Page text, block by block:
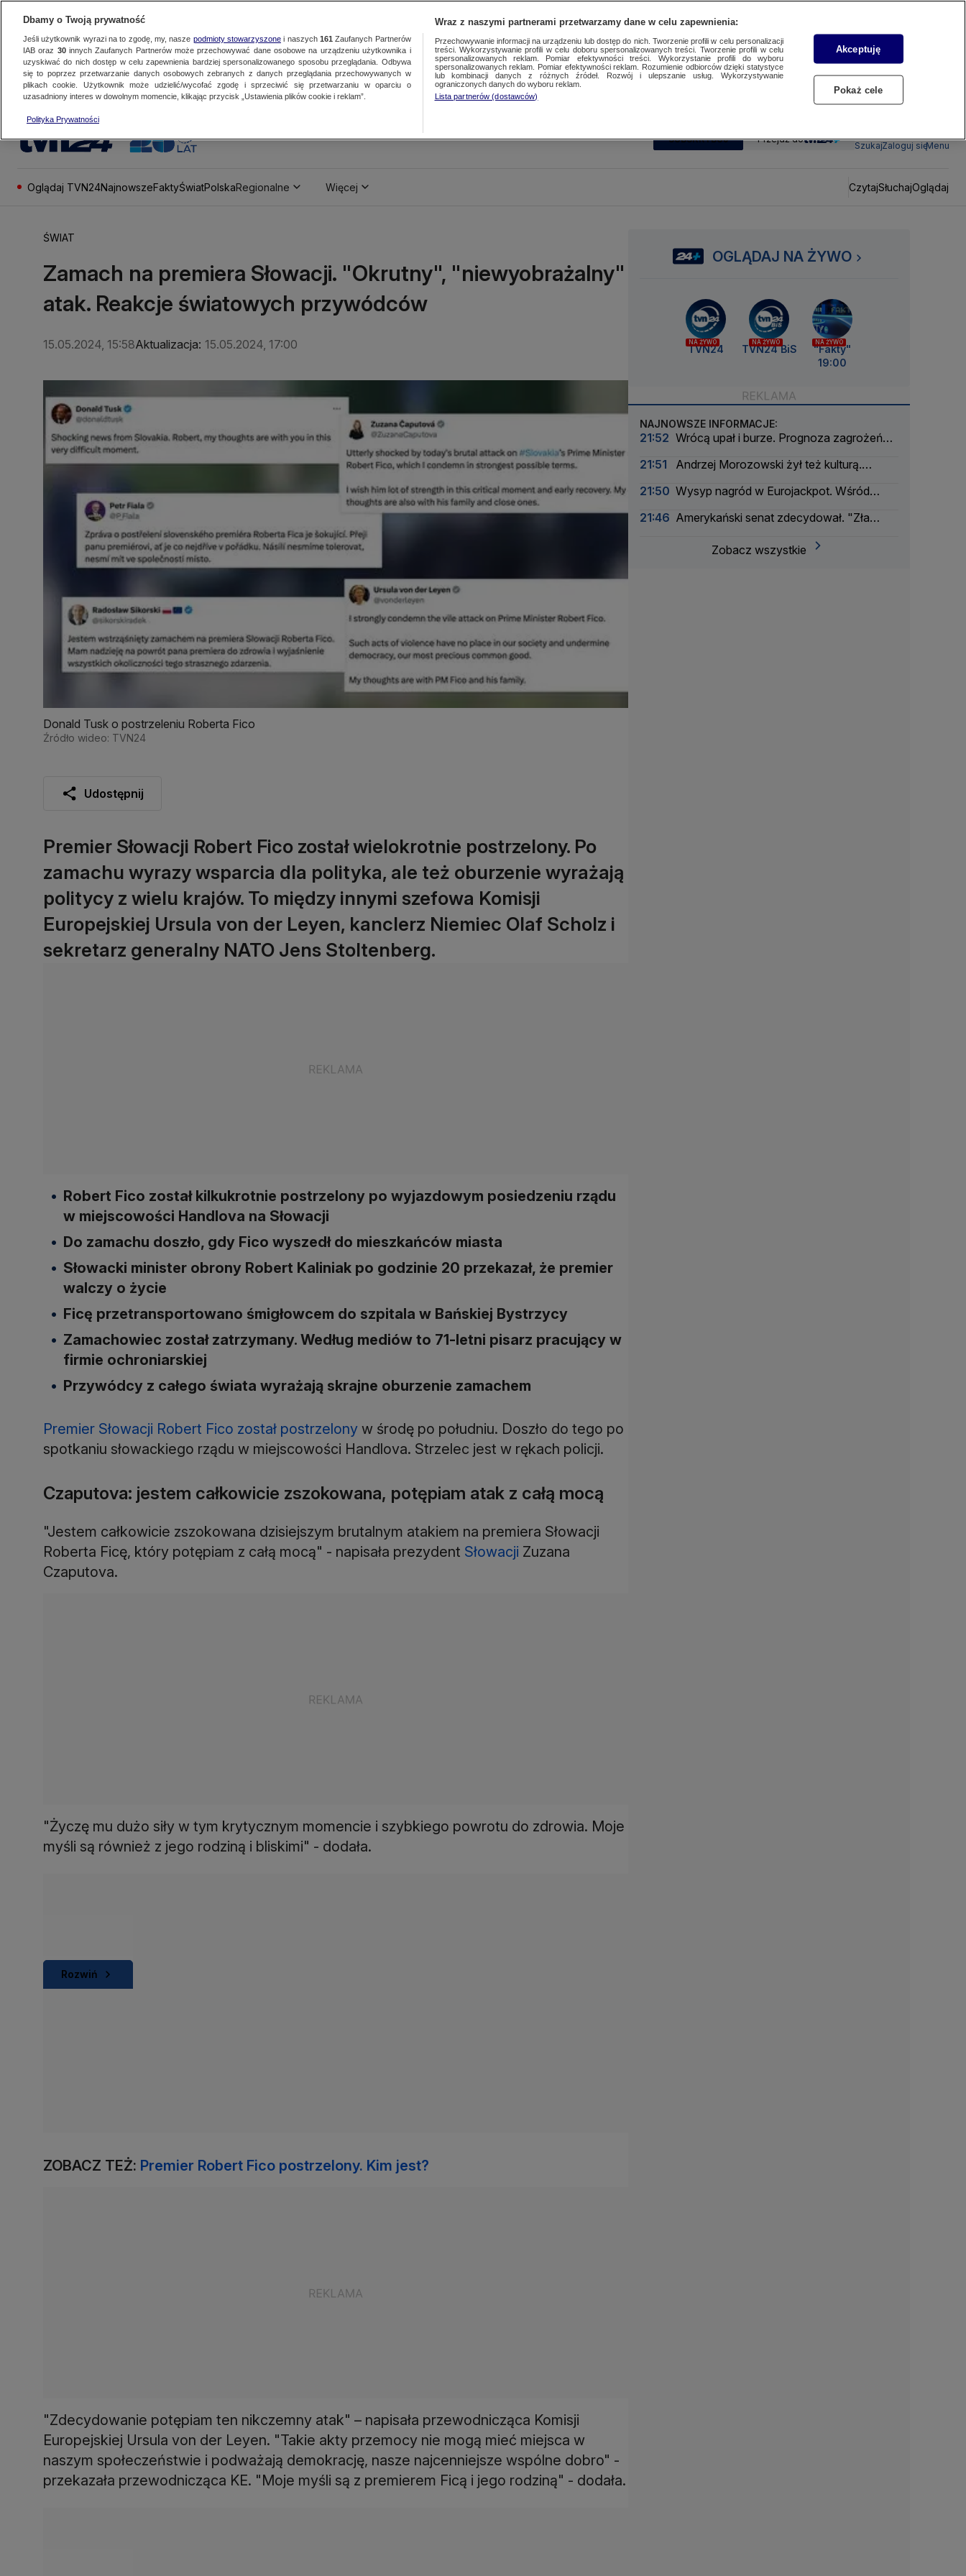
SUBSKRYBUJ Przejdź do
SzukajZaloguj sięMenu
Oglądaj TVN24NajnowszeFaktyŚwiatPolskaRegionalne Więcej CzytajSłuchajOglądaj
ŚWIAT
Zamach na premiera Słowacji. "Okrutny", "niewyobrażalny"
atak. Reakcje światowych przywódców
15.05.2024, 15:58Aktualizacja: 15.05.2024, 17:00
Donald Tusk o postrzeleniu Roberta Fico
Źródło wideo: TVN24
Udostępnij
Premier Słowacji Robert Fico został wielokrotnie postrzelony. Po
zamachu wyrazy wsparcia dla polityka, ale też oburzenie wyrażają
politycy z wielu krajów. To między innymi szefowa Komisji
Europejskiej Ursula von der Leyen, kanclerz Niemiec Olaf Scholz i
sekretarz generalny NATO Jens Stoltenberg.
Robert Fico został kilkukrotnie postrzelony po wyjazdowym posiedzeniu rządu
w miejscowości Handlova na Słowacji
Do zamachu doszło, gdy Fico wyszedł do mieszkańców miasta
Słowacki minister obrony Robert Kaliniak po godzinie 20 przekazał, że premier
walczy o życie
Ficę przetransportowano śmigłowcem do szpitala w Bańskiej Bystrzycy
Zamachowiec został zatrzymany. Według mediów to 71-letni pisarz pracujący w
firmie ochroniarskiej
Przywódcy z całego świata wyrażają skrajne oburzenie zamachem
Premier Słowacji Robert Fico został postrzelony w środę po południu. Doszło do tego po
spotkaniu słowackiego rządu w miejscowości Handlova. Strzelec jest w rękach policji.
Czaputova: jestem całkowicie zszokowana, potępiam atak z całą mocą
"Jestem całkowicie zszokowana dzisiejszym brutalnym atakiem na premiera Słowacji
Roberta Ficę, który potępiam z całą mocą" - napisała prezydent Słowacji Zuzana
Czaputova.
"Życzę mu dużo siły w tym krytycznym momencie i szybkiego powrotu do zdrowia. Moje
myśli są również z jego rodziną i bliskimi" - dodała.
Rozwiń
ZOBACZ TEŻ: Premier Robert Fico postrzelony. Kim jest?
"Zdecydowanie potępiam ten nikczemny atak" – napisała przewodnicząca Komisji
Europejskiej Ursula von der Leyen. "Takie akty przemocy nie mogą mieć miejsca w
naszym społeczeństwie i podważają demokrację, nasze najcenniejsze wspólne dobro" -
przekazała przewodnicząca KE. "Moje myśli są z premierem Ficą i jego rodziną" - dodała.
OGLĄDAJ NA ŻYWO
NA ŻYWO
TVN24
NA ŻYWO
TVN24 BiS
NA ŻYWO
"Fakty"
19:00
NAJNOWSZE INFORMACJE:
21:52 Wrócą upał i burze. Prognoza zagrożeń
21:51
Andrzej Morozowski żył też kulturą.
21:50 Wysyp nagród w Eurojackpot. Wśród
21:46 Amerykański senat zdecydował. "Zła
Zobacz wszystkie
Dbamy o Twoją prywatność
Jeśli użytkownik wyrazi na to zgodę, my, nasze podmioty stowarzyszonei naszych 161 Zaufanych Partnerów
IAB oraz 30innych Zaufanych Partnerów może przechowywać dane osobowe na urządzeniu użytkownika i
uzyskiwać do nich dostęp w celu zapewnienia bardziej spersonalizowanego sposobu przeglądania. Odbywa
się to poprzez przetwarzanie danych osobowych zebranych z danych przeglądania przechowywanych w
plikach cookie. Użytkownik może udzielić/wycofać zgodę i sprzeciwić się przetwarzaniu w oparciu o
uzasadniony interes w dowolnym momencie, klikając przycisk „Ustawienia plików cookie i reklam”.
Polityka Prywatności
Wraz z naszymi partnerami przetwarzamy dane w celu zapewnienia:
Przechowywanie informacji na urządzeniu lub dostęp do nich. Tworzenie profili w celu personalizacji
treści. Wykorzystywanie profili w celu doboru spersonalizowanych treści. Tworzenie profili w celu
spersonalizowanych reklam. Pomiar efektywności treści. Wykorzystanie profili do wyboru
spersonalizowanych reklam. Pomiar efektywności reklam. Rozumienie odbiorców dzięki statystyce
lub kombinacji danych z różnych źródeł. Rozwój i ulepszanie usług. Wykorzystywanie
ograniczonych danych do wyboru reklam.
Lista partnerów (dostawców)
Akceptuję
Pokaż cele